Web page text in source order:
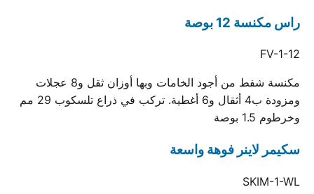
راس مكنسة 12 بوصة
FV-1-12
مكنسة شفط من أجود الخامات وبها أوزان ثقل و8 عجلات
ومزودة ب4 أثقال و6 أغطية. تركب في ذراع تلسكوب 29 مم
وخرطوم 1.5 بوصة
سكيمر لاينر فوهة واسعة
SKIM-1-WL